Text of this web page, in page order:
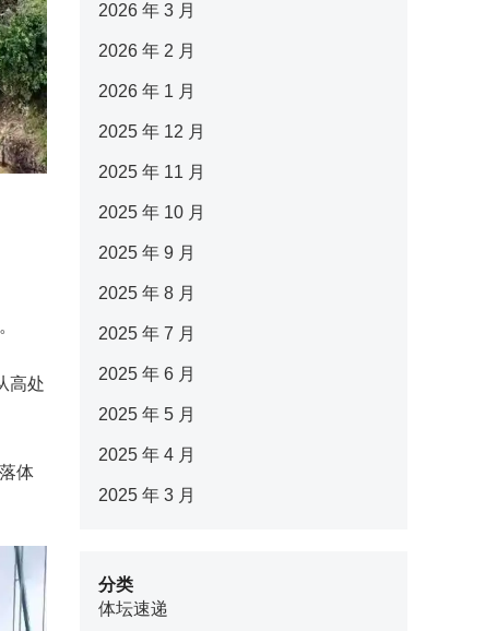
高处
体
2026 年 3 月
2026 年 2 月
2026 年 1 月
2025 年 12 月
2025 年 11 月
2025 年 10 月
2025 年 9 月
2025 年 8 月
2025 年 7 月
2025 年 6 月
2025 年 5 月
2025 年 4 月
2025 年 3 月
分类
体坛速递